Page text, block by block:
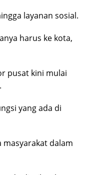
layanan sosial.
harus ke kota,
pusat kini mulai
yang ada di
dalam